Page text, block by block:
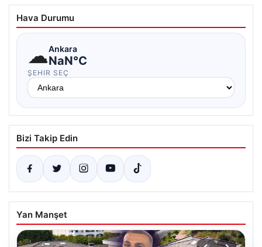
Hava Durumu
☁Ankara
NaN°C
ŞEHIR SEÇ
Bizi Takip Edin
Yan Manşet